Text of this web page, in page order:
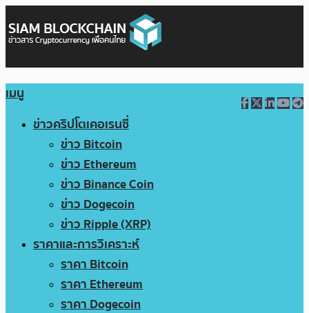
เมนู
ข่าวคริปโตเคอเรนซี่
ข่าว Bitcoin
ข่าว Ethereum
ข่าว Binance Coin
ข่าว Dogecoin
ข่าว Ripple (XRP)
ราคาและการวิเคราะห์
ราคา Bitcoin
ราคา Ethereum
ราคา Dogecoin